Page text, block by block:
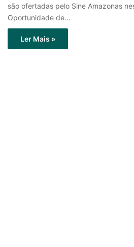
são ofertadas pelo Sine Amazonas
Oportunidade de…
Ler Mais »